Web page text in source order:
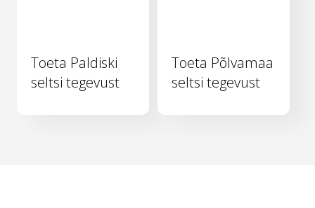
Toeta Paldiski
seltsi tegevust
Toeta Põlvamaa
seltsi tegevust